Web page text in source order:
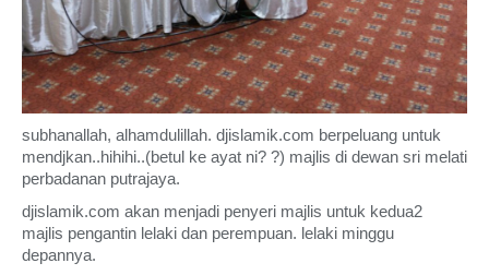
subhanallah, alhamdulillah. djislamik.com berpeluang untuk
mendjkan..hihihi..(betul ke ayat ni? ?) majlis di dewan sri melati
perbadanan putrajaya.
djislamik.com akan menjadi penyeri majlis untuk kedua2
majlis pengantin lelaki dan perempuan. lelaki minggu
depannya.